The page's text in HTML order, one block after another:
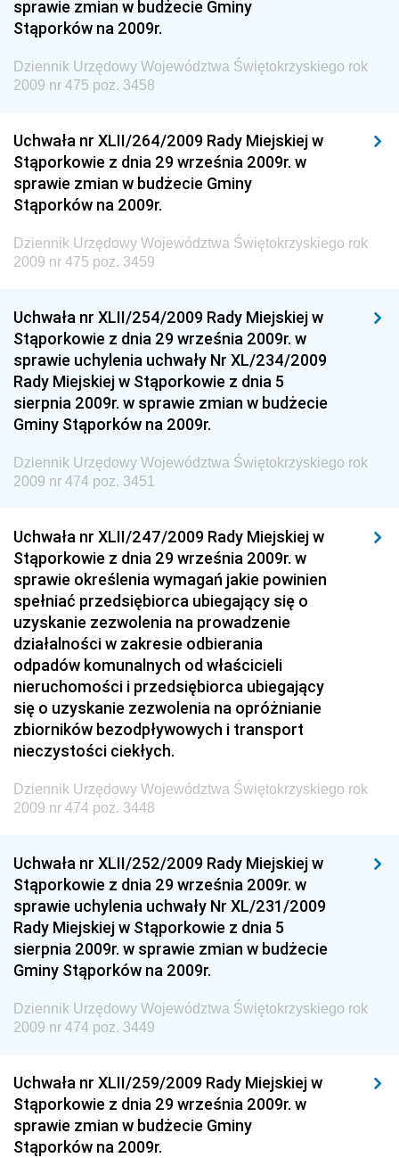
Dziennik Urzędowy Ministerstwa Administracji i
Gospodarki Przestrzennej
Dziennik Urzędowy Unii Europejskiej, L
Dziennik Urzędowy Ministerstwa Przemysłu
Chemicznego i Lekkiego
Dziennik Urzędowy Ministerstwa Rolnictwa i
Gospodarki Żywnościowej
Dziennik Urzędowy Ministra Rodziny, Pracy i Polityki
Społecznej
Dziennik Urzędowy Ministra Rozwoju
Dziennik Urzędowy Ministra Infrastruktury i
Budownictwa
Dziennik Urzędowy Ministra Gospodarki Morskiej i
Żeglugi Śródlądowej
Dziennik Urzędowy Ministra Energii
Dziennik Urzędowy Ministra Finansów
Dziennik Urzędowy Ministra Rozwoju i Finansów
Dziennik Urzędowy Wyższego Urzędu Górniczego
Dziennik Urzędowy Prezesa Urzędu Transportu
Kolejowego
Dziennik Urzędowy Ministra Przedsiębiorczości i
Technologii
Dziennik Urzędowy Ministra Inwestycji i Rozwoju
Dziennik Urzędowy Naczelnego Dyrektora Archiwów
Państwowych
Dziennik Urzędowy Ministra Finansów, Inwestycji i
Rozwoju
Dziennik Urzędowy Ministra Sportu
Dziennik Urzędowy Ministra Funduszy i Polityki
Regionalnej
Dziennik Urzędowy Ministra Aktywów Państwowych
Dziennik Urzędowy Ministra Zdrowia
Dziennik Urzędowy Ministra Środowiska i Głównego
Inspektora Ochrony Środowiska
Dziennik Urzędowy Ministerstwa Kultury, Dziedzictwa
Narodowego i Sportu
Dziennik Urzędowy Ministra Finansów, Funduszy i
sprawie zmian w budżecie Gminy
Stąporków na 2009r.
Dziennik Urzędowy Województwa Świętokrzyskiego rok
2009 nr 475 poz. 3458
Uchwała nr XLII/264/2009 Rady Miejskiej w
Stąporkowie z dnia 29 września 2009r. w
sprawie zmian w budżecie Gminy
Stąporków na 2009r.
Dziennik Urzędowy Województwa Świętokrzyskiego rok
2009 nr 475 poz. 3459
Uchwała nr XLII/254/2009 Rady Miejskiej w
Stąporkowie z dnia 29 września 2009r. w
sprawie uchylenia uchwały Nr XL/234/2009
Rady Miejskiej w Stąporkowie z dnia 5
sierpnia 2009r. w sprawie zmian w budżecie
Gminy Stąporków na 2009r.
Dziennik Urzędowy Województwa Świętokrzyskiego rok
2009 nr 474 poz. 3451
Uchwała nr XLII/247/2009 Rady Miejskiej w
Stąporkowie z dnia 29 września 2009r. w
sprawie określenia wymagań jakie powinien
spełniać przedsiębiorca ubiegający się o
uzyskanie zezwolenia na prowadzenie
działalności w zakresie odbierania
odpadów komunalnych od właścicieli
nieruchomości i przedsiębiorca ubiegający
się o uzyskanie zezwolenia na opróżnianie
zbiorników bezodpływowych i transport
nieczystości ciekłych.
Dziennik Urzędowy Województwa Świętokrzyskiego rok
2009 nr 474 poz. 3448
Uchwała nr XLII/252/2009 Rady Miejskiej w
Stąporkowie z dnia 29 września 2009r. w
sprawie uchylenia uchwały Nr XL/231/2009
Rady Miejskiej w Stąporkowie z dnia 5
sierpnia 2009r. w sprawie zmian w budżecie
Gminy Stąporków na 2009r.
Dziennik Urzędowy Województwa Świętokrzyskiego rok
2009 nr 474 poz. 3449
Uchwała nr XLII/259/2009 Rady Miejskiej w
Stąporkowie z dnia 29 września 2009r. w
sprawie zmian w budżecie Gminy
Stąporków na 2009r.